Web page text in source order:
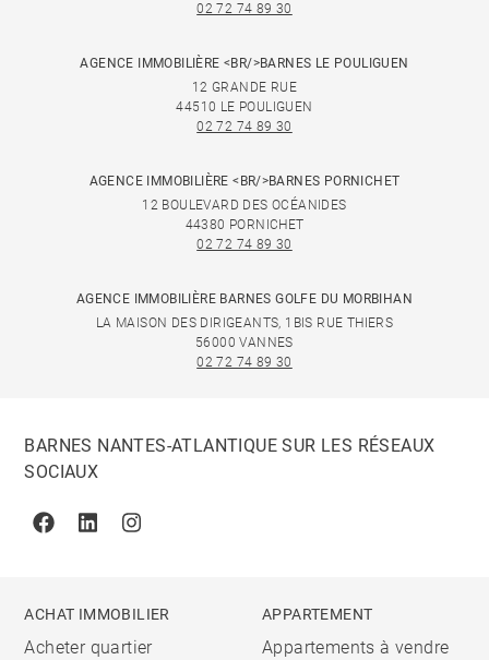
02 72 74 89 30
AGENCE IMMOBILIÈRE <BR/>BARNES LE POULIGUEN
12 GRANDE RUE
44510 LE POULIGUEN
02 72 74 89 30
AGENCE IMMOBILIÈRE <BR/>BARNES PORNICHET
12 BOULEVARD DES OCÉANIDES
44380 PORNICHET
02 72 74 89 30
AGENCE IMMOBILIÈRE BARNES GOLFE DU MORBIHAN
LA MAISON DES DIRIGEANTS, 1BIS RUE THIERS
56000 VANNES
02 72 74 89 30
BARNES NANTES-ATLANTIQUE SUR LES RÉSEAUX
SOCIAUX
FacebookLinkedinInstagram
ACHAT IMMOBILIER
Acheter quartier
APPARTEMENT
Appartements à vendre